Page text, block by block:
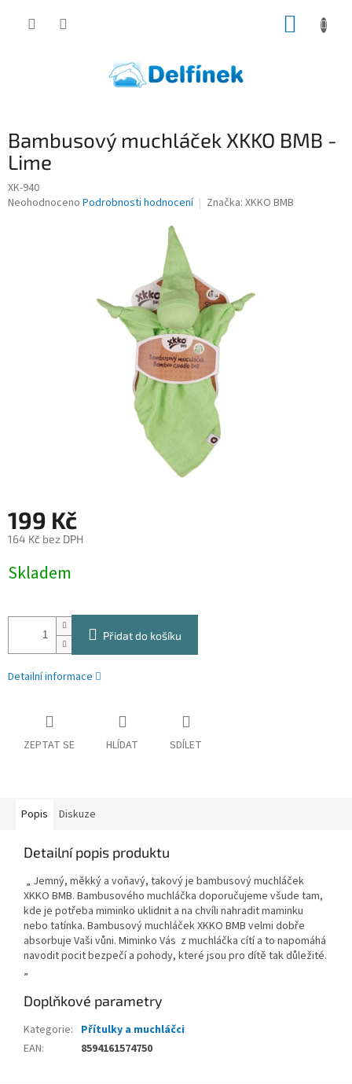
Bambusový muchláček XKKO BMB -
Lime
XK-940
Průměrné
Neohodnoceno Podrobnosti hodnocení Značka: XKKO BMB
199 Kč
164 Kč bez DPH
cena:
Skladem
Přidat do košíku
Detailní informace
ZEPTAT SE HLÍDAT SDÍLET
Popis Diskuze
Detailní popis produktu
„ Jemný, měkký a voňavý, takový je bambusový muchláček
XKKO BMB. Bambusového muchláčka doporučujeme všude tam,
kde je potřeba miminko uklidnit a na chvíli nahradit maminku
nebo tatínka. Bambusový muchláček XKKO BMB velmi dobře
absorbuje Vaši vůni. Miminko Vás z muchláčka cítí a to napomáhá
navodit pocit bezpečí a pohody, které jsou pro dítě tak důležité.
„
Doplňkové parametry
Kategorie: Přítulky a muchláčci
EAN: 8594161574750